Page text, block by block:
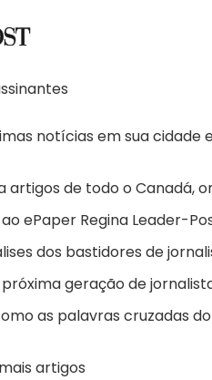
notícias em sua cidade
artigos de todo o Canadá,
ePaper Regina Leader-
dos bastidores de
geração de
as palavras cruzadas do
artigos